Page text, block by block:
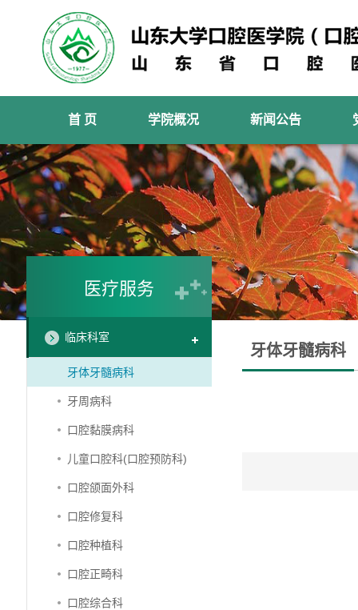
首 页 学院概况 新闻公告
医疗服务
临床科室
牙体牙髓病科
牙周病科
口腔黏膜病科
儿童口腔科(口腔预防科)
口腔颌面外科
口腔修复科
口腔种植科
口腔正畸科
口腔综合科
牙体牙髓病科